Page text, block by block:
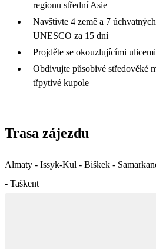
regionu střední Asie
Navštivte 4 země a 7
UNESCO za 15 dní
Projděte se okouzlujícími
Obdivujte působivé středověké
třpytivé kupole
Trasa zájezdu
Almaty - Issyk-Kul - Biškek -
- Taškent